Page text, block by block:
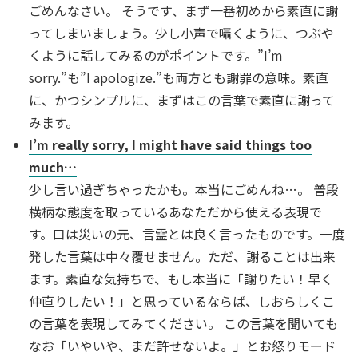
ごめんなさい。 そうです、まず一番初めから素直に謝
ってしまいましょう。少し小声で囁くように、つぶや
くように話してみるのがポイントです。”I’m
sorry.”も”I apologize.”も両方とも謝罪の意味。素直
に、かつシンプルに、まずはこの言葉で素直に謝って
みます。
I’m really sorry, I might have said things too
much…
少し言い過ぎちゃったかも。本当にごめんね…。 普段
横柄な態度を取っているあなただから使える表現で
す。口は災いの元、言霊とは良く言ったものです。一度
発した言葉は中々覆せません。ただ、謝ることは出来
ます。素直な気持ちで、もし本当に「謝りたい！早く
仲直りしたい！」と思っているならば、しおらしくこ
の言葉を表現してみてください。 この言葉を聞いても
なお「いやいや、まだ許せないよ。」とお怒りモード